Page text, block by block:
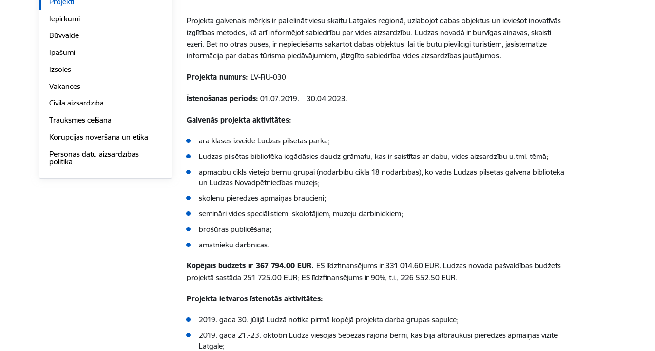
Iepirkumi
Būvvalde
Īpašumi
Izsoles
Vakances
Civilā aizsardzība
Trauksmes celšana
Korupcijas novēršana un ētika
Personas datu aizsardzības
politika
Projekta galvenais mērķis ir palielināt viesu skaitu Latgales reģionā, uzlabojot dabas objektus un ieviešot inovatīvās
izglītības metodes, kā arī informējot sabiedrību par vides aizsardzību. Ludzas novadā ir burvīgas ainavas, skaisti
ezeri. Bet no otrās puses, ir nepieciešams sakārtot dabas objektus, lai tie būtu pievilcīgi tūristiem, jāsistematizē
informācija par dabas tūrisma piedāvājumiem, jāizglīto sabiedrība vides aizsardzības jautājumos.
Projekta numurs: LV-RU-030
Īstenošanas periods: 01.07.2019. – 30.04.2023.
Galvenās projekta aktivitātes:
āra klases izveide Ludzas pilsētas parkā;
Ludzas pilsētas bibliotēka iegādāsies daudz grāmatu, kas ir saistītas ar dabu, vides aizsardzību u.tml. tēmā;
apmācību cikls vietējo bērnu grupai (nodarbību ciklā 18 nodarbības), ko vadīs Ludzas pilsētas galvenā bibliotēka
un Ludzas Novadpētniecības muzejs;
skolēnu pieredzes apmaiņas braucieni;
semināri vides speciālistiem, skolotājiem, muzeju darbiniekiem;
brošūras publicēšana;
amatnieku darbnīcas.
Kopējais budžets ir 367 794.00 EUR. ES līdzfinansējums ir 331 014.60 EUR. Ludzas novada pašvaldības budžets
projektā sastāda 251 725.00 EUR; ES līdzfinansējums ir 90%, t.i., 226 552.50 EUR.
Projekta ietvaros īstenotās aktivitātes:
2019. gada 30. jūlijā Ludzā notika pirmā kopējā projekta darba grupas sapulce;
2019. gada 21.-23. oktobrī Ludzā viesojās Sebežas rajona bērni, kas bija atbraukuši pieredzes apmaiņas vizītē
Latgalē;